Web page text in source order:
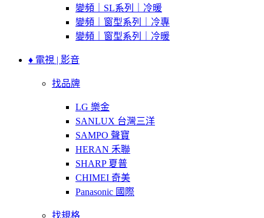
變頻｜SL系列｜冷暖
變頻｜窗型系列｜冷專
變頻｜窗型系列｜冷暖
♦ 電視 | 影音
找品牌
LG 樂金
SANLUX 台灣三洋
SAMPO 聲寶
HERAN 禾聯
SHARP 夏普
CHIMEI 奇美
Panasonic 國際
找規格